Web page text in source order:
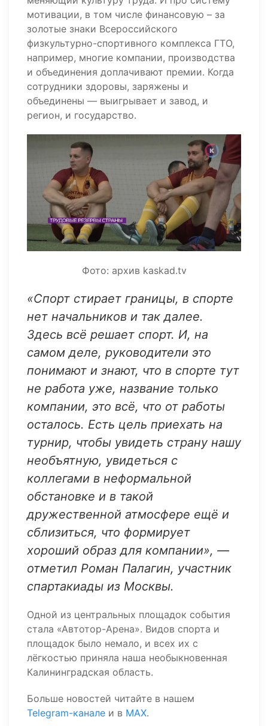
мотивации, в том числе финансовую – за
золотые знаки Всероссийского
физкультурно-спортивного комплекса ГТО,
например, многие компании, производства
и объединения доплачивают премии. Когда
сотрудники здоровы, заряжены и
объединены — выигрывает и завод, и
регион, и государство.
Фото: архив kaskad.tv
«Спорт стирает границы, в спорте
нет начальников и так далее.
Здесь всё решает спорт. И, на
самом деле, руководители это
понимают и знают, что в спорте тут
не работа уже, название только
компании, это всё, что от работы
осталось. Есть цель приехать на
турнир, чтобы увидеть страну нашу
необъятную, увидеться с
коллегами в неформальной
обстановке и в такой
дружественной атмосфере ещё и
сблизиться, что формирует
хороший образ для компании», —
отметил Роман Палагин, участник
спартакиады из Москвы.
Одной из центральных площадок события
стала «Автотор-Арена». Видов спорта и
площадок было немало, и всех их с
лёгкостью приняла наша необыкновенная
Калининградская область.
Больше новостей читайте в нашем
Telegram-канале и в MAX.